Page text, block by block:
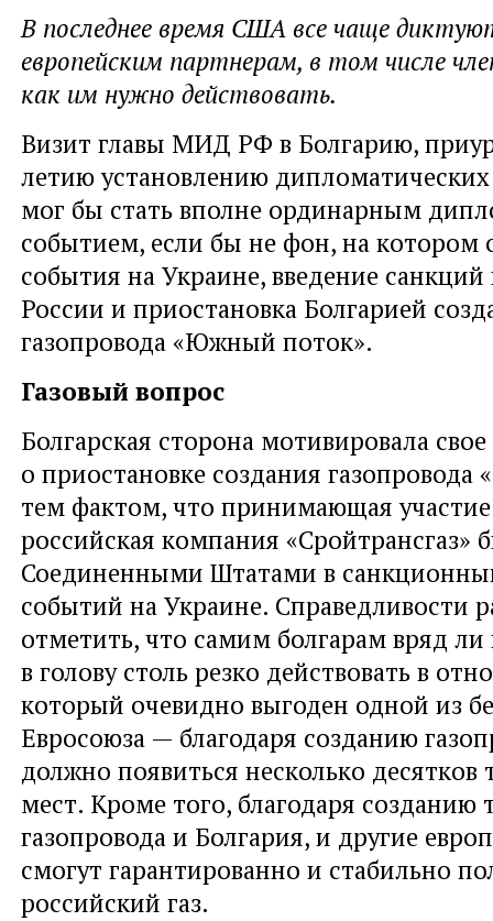
В последнее время США все чаще
европейским партнерам, в том числе
как им нужно действовать.
Визит главы МИД РФ в Болгарию,
летию установлению
мог бы стать вполне ординарным
событием, если бы не фон, на
события на Украине, введение
России и приостановка Болгарией
газопровода «Южный поток».
Газовый вопрос
Болгарская сторона мотивировала
о приостановке создания
тем фактом, что принимающая участие
российская компания «Сройтрансгаз»
Соединенными Штатами в
событий на Украине. Справедливости
отметить, что самим болгарам вряд
в голову столь резко действовать в
который очевидно выгоден одной из
Евросоюза — благодаря созданию
должно появиться несколько десятков
мест. Кроме того, благодаря созданию
газопровода и Болгария, и другие
смогут гарантированно и стабильно
российский газ.